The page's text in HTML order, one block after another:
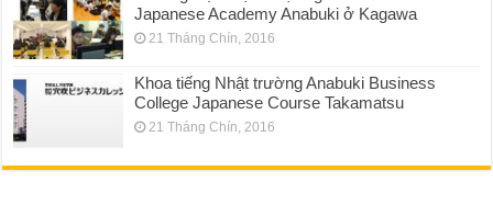
Japanese Academy Anabuki ở Kagawa
21 Tháng Chín, 2016
Khoa tiếng Nhật trường Anabuki Business
College Japanese Course Takamatsu
21 Tháng Chín, 2016